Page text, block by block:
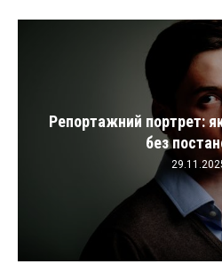
Репортажний портрет:
без